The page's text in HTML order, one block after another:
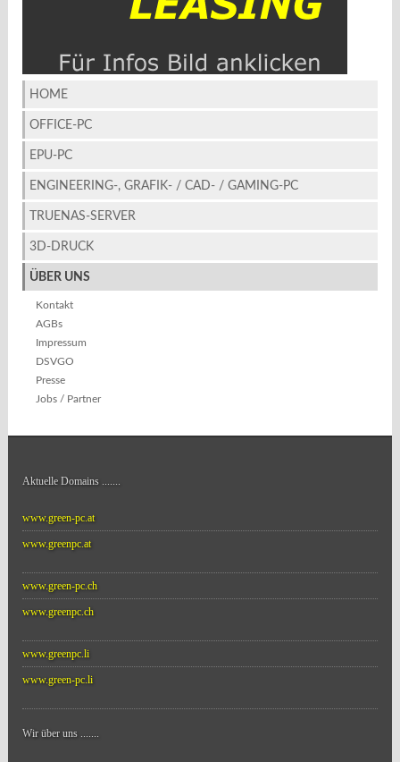
HOME
OFFICE-PC
EPU-PC
ENGINEERING-, GRAFIK- / CAD- / GAMING-PC
TRUENAS-SERVER
3D-DRUCK
ÜBER UNS
Kontakt
AGBs
Impressum
DSVGO
Presse
Jobs / Partner
Aktuelle Domains
www.green-pc.at
www.greenpc.at
www.green-pc.ch
www.greenpc.ch
www.greenpc.li
www.green-pc.li
Wir über uns